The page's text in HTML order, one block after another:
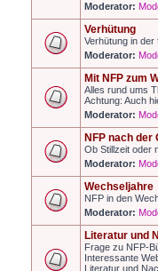
Moderator:
Verhütung
Verhütung in
Moderator:
Mit NFP zum
Alles rund ums
Achtung: Auch
Moderator:
NFP nach der
Ob Stillzeit oder
Moderator:
Wechseljahre
NFP in den
Moderator:
Literatur und
Frage zu NFP-
Interessante
Literatur und